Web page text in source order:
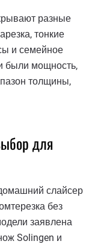
разные
тонкие
и семейное
были мощность,
толщины,
для
слайсер
без
заявлена
Solingen и